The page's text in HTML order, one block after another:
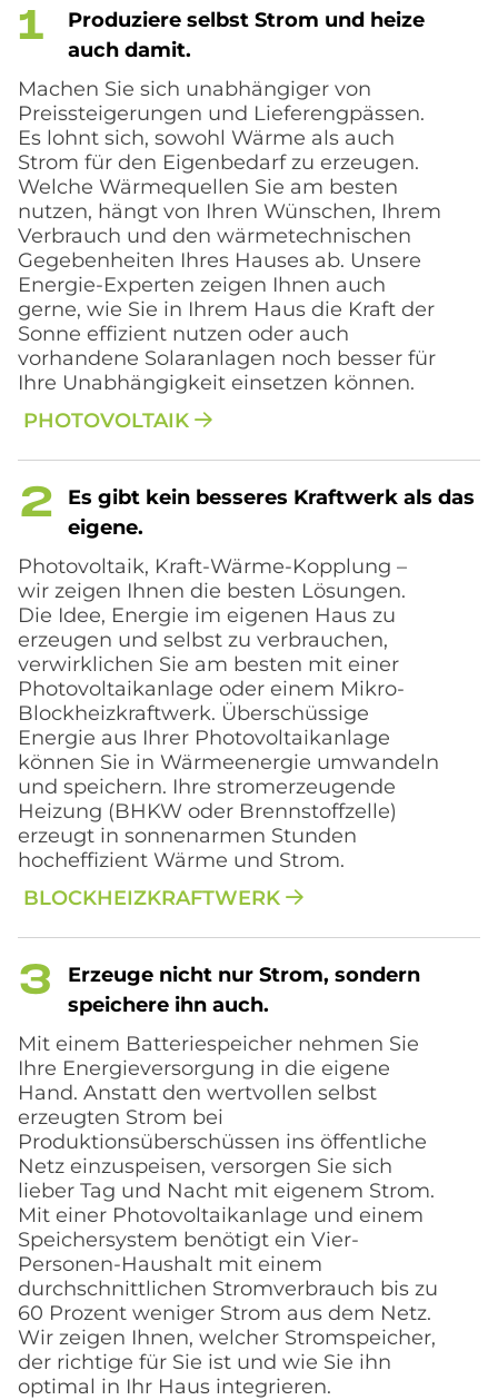
Pro­du­zie­re selbst Strom und hei­ze
auch da­mit.
Machen Sie sich unabhängiger von
Preissteigerungen und Lieferengpässen.
Es lohnt sich, sowohl Wärme als auch
Strom für den Eigenbedarf zu erzeugen.
Welche Wärmequellen Sie am besten
nutzen, hängt von Ihren Wünschen, Ihrem
Verbrauch und den wärmetechnischen
Gegebenheiten Ihres Hauses ab. Unsere
Energie-Experten zeigen Ihnen auch
gerne, wie Sie in Ihrem Haus die Kraft der
Sonne effizient nutzen oder auch
vorhandene Solaranlagen noch besser für
Ihre Unabhängigkeit einsetzen können.
PHOTOVOLTAIK
Es gibt kein bes­se­res Kraft­werk als das
ei­ge­ne.
Photovoltaik, Kraft-Wärme-Kopplung –
wir zeigen Ihnen die besten Lösungen.
Die Idee, Energie im eigenen Haus zu
erzeugen und selbst zu verbrauchen,
verwirklichen Sie am besten mit einer
Photovoltaikanlage oder einem Mikro-
Blockheizkraftwerk. Überschüssige
Energie aus Ihrer Photovoltaikanlage
können Sie in Wärmeenergie umwandeln
und speichern. Ihre stromerzeugende
Heizung (BHKW oder Brennstoffzelle)
erzeugt in sonnenarmen Stunden
hocheffizient Wärme und Strom.
BLOCKHEIZKRAFTWERK
Er­zeu­ge nicht nur Strom, son­dern
spei­che­re ihn auch.
Mit einem Batteriespeicher nehmen Sie
Ihre Energieversorgung in die eigene
Hand. Anstatt den wertvollen selbst
erzeugten Strom bei
Produktionsüberschüssen ins öffentliche
Netz einzuspeisen, versorgen Sie sich
lieber Tag und Nacht mit eigenem Strom.
Mit einer Photovoltaikanlage und einem
Speichersystem benötigt ein Vier-
Personen-Haushalt mit einem
durchschnittlichen Stromverbrauch bis zu
60 Prozent weniger Strom aus dem Netz.
Wir zeigen Ihnen, welcher Stromspeicher,
der richtige für Sie ist und wie Sie ihn
optimal in Ihr Haus integrieren.